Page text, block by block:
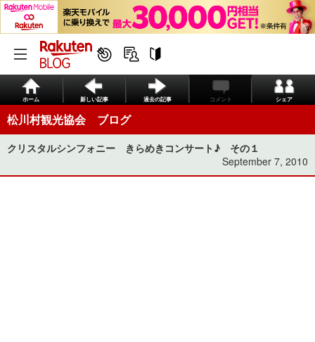
ホーム 新しい記事 過去の記事 コメント シェア
松川村観光協会 ブログ
クリスタルシンフォニー きらめきコンサート♪ その１
September 7, 2010